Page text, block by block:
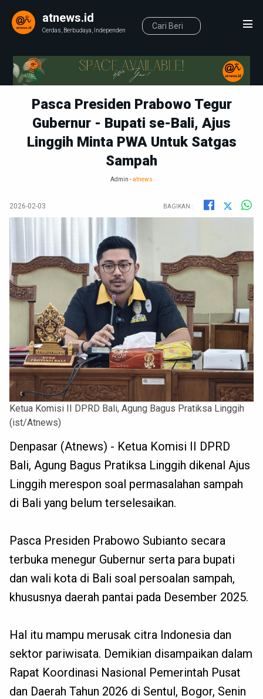
atnews.id
Cerdas, Berbudaya, Independen
Pasca Presiden Prabowo Tegur
Gubernur - Bupati se-Bali, Ajus
Linggih Minta PWA Untuk Satgas
Sampah
Admin -atnews
2026-02-03 BAGIKAN :
Ketua Komisi II DPRD Bali, Agung Bagus Pratiksa Linggih
(ist/Atnews)
Denpasar (Atnews) - Ketua Komisi II DPRD
Bali, Agung Bagus Pratiksa Linggih dikenal Ajus
Linggih merespon soal permasalahan sampah
di Bali yang belum terselesaikan.
Pasca Presiden Prabowo Subianto secara
terbuka menegur Gubernur serta para bupati
dan wali kota di Bali soal persoalan sampah,
khususnya daerah pantai pada Desember 2025.
Hal itu mampu merusak citra Indonesia dan
sektor pariwisata. Demikian disampaikan dalam
Rapat Koordinasi Nasional Pemerintah Pusat
dan Daerah Tahun 2026 di Sentul, Bogor, Senin